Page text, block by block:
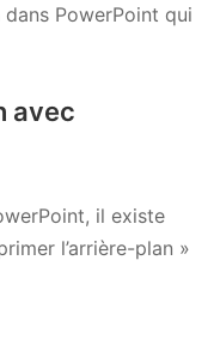
PowerPoint qui
avec
il existe
l’arrière-plan »